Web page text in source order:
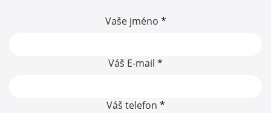
Vaše jméno *
Váš E-mail *
Váš telefon *